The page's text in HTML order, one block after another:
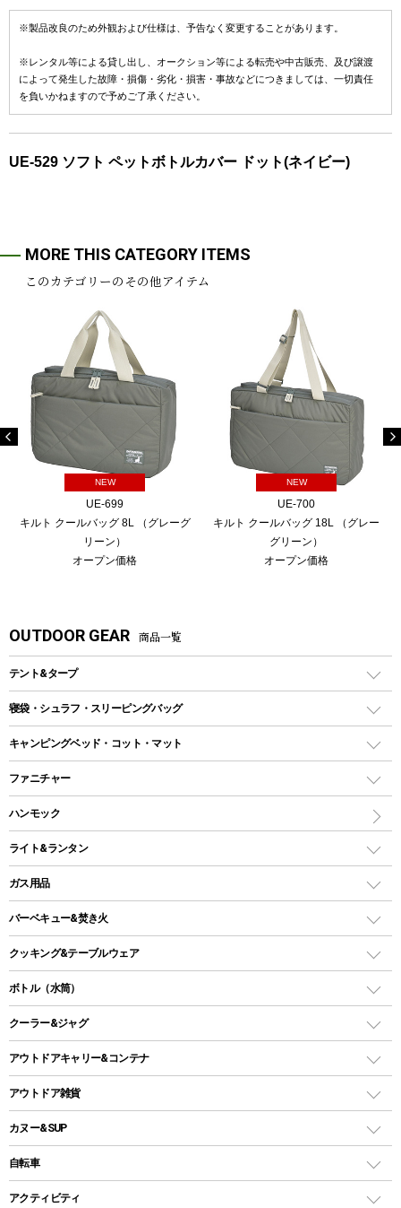
※製品改良のため外観および仕様は、予告なく変更することがあります。
※レンタル等による貸し出し、オークション等による転売や中古販売、及び譲渡
によって発生した故障・損傷・劣化・損害・事故などにつきましては、一切責任
を負いかねますので予めご了承ください。
UE-529 ソフト ペットボトルカバー ドット(ネイビー)
MORE THIS CATEGORY ITEMS
このカテゴリーのその他アイテム
NEW
UE-699
キルト クールバッグ 8L （グレーグ
リーン）
オープン価格
NEW
UE-700
キルト クールバッグ 18L （グレー
グリーン）
オープン価格
OUTDOOR GEAR 商品一覧
テント&タープ
テント
ツールームテント
ワンポールテント
シェルターテント
ロッジ型・オリジナルテント
タープ
スクエアタープ（レクタタープ）
メッシュタープ
自立式タープ
パラソル
テントアクセサリー
ペグ
グランドシート
寝袋・シュラフ・スリーピングバッグ
レクタングラー型（封筒型）シュラフ
インナーシュラフ
キャンピングベッド・コット・マット
キャンピングベッド・コット
インフレータブルマット
ファニチャー
アウトドアテーブル
レジャーシート
ハンモック
ライト&ランタン
LEDランタン
ガスランタン
オイルランタン
LEDライト
ヘッドライト
キャンドル
ガス用品
ガスバーナー
ガス缶
ガストーチ、ライター
バーベキュー&焚き火
バーベキューコンロ、グリル
焚き火台タイプ（ロースタイル）グリル
卓上タイプグリル
パーティータイプグリル
鉄板、アミ
焚き火台&ストーブ
火起こし
クッキング&テーブルウェア
ダッチオーブン
ホットサンドメーカー
クッカーセット
シェラカップ
クッキングツール
ボトル（水筒）
ステンレスボトル
コップ付きタイプ
ワンタッチタイプ
プラスチックボトル
ディズニーボトル
クーラー&ジャグ
クーラーボックス
クーラーバッグ
ウォータージャグ
保冷剤
アウトドアキャリー&コンテナ
アウトドアキャリー
アウトドア雑貨
バックパック&バッグ
リュック、バックパック
トートバッグ、サコッシュ
カヌー&SUP
インフレータブル
自転車
折りたたみ自転車
アクティビティ